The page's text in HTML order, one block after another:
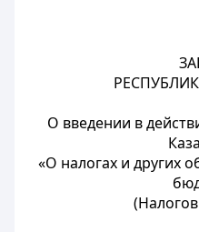
О введении в
«О налогах и других